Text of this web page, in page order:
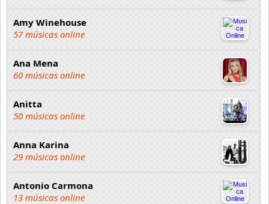
Amy Winehouse
57 músicas online
Ana Mena
60 músicas online
Anitta
50 músicas online
Anna Karina
29 músicas online
Antonio Carmona
13 músicas online